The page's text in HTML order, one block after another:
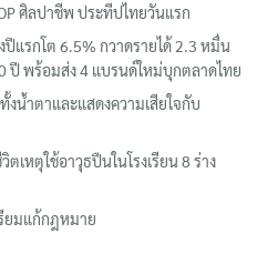
ศิลปาชีพ ประทีปไทยวันแรก
แรกโต 6.5% กวาดรายได้ 2.3 หมื่น
ปี พร้อมส่ง 4 แบรนด์ใหม่บุกตลาดไทย
งน้ำตาและแสดงความเสียใจกับ
เหตุใช้อาวุธปืนในโรงเรียน 8 ร่าง
ยมแก้กฎหมาย